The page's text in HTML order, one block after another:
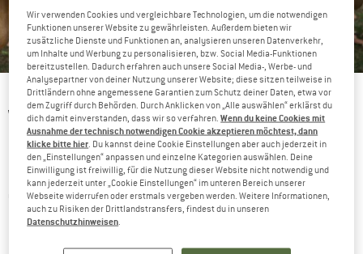
So sehen die Naturkautschukplatten beim Trocknen aus.
WAS IST NATURKAUTSCHUK UND WORAUS BESTEHT
ER?
Naturkautschuk wird durch das Anritzen destropischen
Gummibaums Hevea Basiliensis, auch Kautschukbaum
genannt, gewonnen. Eine andere Bezeichnung für
Wir verwenden Cookies und vergleichbare Technologien, um die notwendigen
Funktionen unserer Website zu gewährleisten. Außerdem bieten wir
zusätzliche Dienste und Funktionen an, analysieren unseren Datenverkehr,
um Inhalte und Werbung zu personalisieren, bzw. Social Media-Funktionen
bereitzustellen. Dadurch erfahren auch unsere Social Media-, Werbe- und
Analysepartner von deiner Nutzung unserer Website; diese sitzen teilweise in
Drittländern ohne angemessene Garantien zum Schutz deiner Daten, etwa vor
dem Zugriff durch Behörden. Durch Anklicken von „Alle auswählen“ erklärst du
dich damit einverstanden, dass wir so verfahren.Wenn du keine Cookies mit
Ausnahme der technisch notwendigen Cookie akzeptieren möchtest, dann
klicke bitte hier . Du kannst deine Cookie Einstellungen aber auch jederzeit in
den „Einstellungen“ anpassen und einzelne Kategorien auswählen. Deine
Einwilligung ist freiwillig, für die Nutzung dieser Website nicht notwendig und
kann jederzeit unter „Cookie Einstellungen“ im unteren Bereich unserer
Webseite widerrufen oder erstmals vergeben werden. Weitere Informationen,
auch zu Risiken der Drittlandstransfers, findest du in unseren
Datenschutzhinweisen